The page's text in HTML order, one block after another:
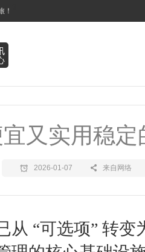
！
宜又实用稳
2026-01-07 来自网络
从 “可选项” 转